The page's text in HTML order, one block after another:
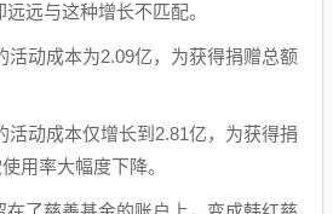
远与这种增长不匹配。
活动成本为2.09亿，为获得捐赠总额
活动成本仅增长到2.81亿，为获得捐
用率大幅度下降。